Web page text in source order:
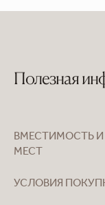
Полезная
ВМЕСТИМОСТЬ
МЕСТ
УСЛОВИЯ